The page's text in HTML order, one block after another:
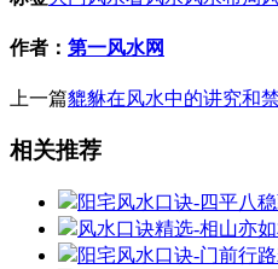
作者： 第一风水网
上一篇貔貅在风水中的讲究和
相关推荐
阳宅风水口诀-四平八
风水口诀精选-相山亦如
阳宅风水口诀-门前行